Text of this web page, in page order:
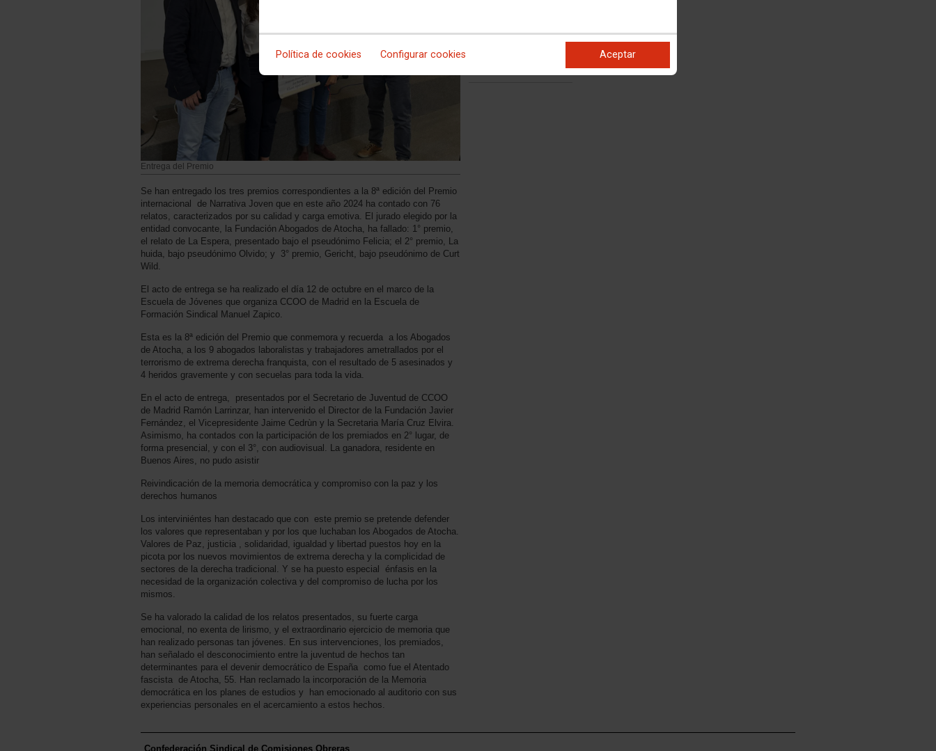
Política de cookies Configurar cookies Aceptar
Entrega del Premio
Se han entregado los tres premios correspondientes a la 8ª edición del Premio
internacional de Narrativa Joven que en este año 2024 ha contado con 76
relatos, caracterizados por su calidad y carga emotiva. El jurado elegido por la
entidad convocante, la Fundación Abogados de Atocha, ha fallado: 1° premio,
el relato de La Espera, presentado bajo el pseudónimo Felicia; el 2° premio, La
huida, bajo pseudónimo Olvido; y 3° premio, Gericht, bajo pseudónimo de Curt
Wild.
El acto de entrega se ha realizado el día 12 de octubre en el marco de la
Escuela de Jóvenes que organiza CCOO de Madrid en la Escuela de
Formación Sindical Manuel Zapico.
Esta es la 8ª edición del Premio que conmemora y recuerda a los Abogados
de Atocha, a los 9 abogados laboralistas y trabajadores ametrallados por el
terrorismo de extrema derecha franquista, con el resultado de 5 asesinados y
4 heridos gravemente y con secuelas para toda la vida.
En el acto de entrega, presentados por el Secretario de Juventud de CCOO
de Madrid Ramón Larrinzar, han intervenido el Director de la Fundación Javier
Fernández, el Vicepresidente Jaime Cedrùn y la Secretaria María Cruz Elvira.
Asimismo, ha contados con la participación de los premiados en 2° lugar, de
forma presencial, y con el 3°, con audiovisual. La ganadora, residente en
Buenos Aires, no pudo asistir
Reivindicación de la memoria democrática y compromiso con la paz y los
derechos humanos
Los interviniéntes han destacado que con este premio se pretende defender
los valores que representaban y por los que luchaban los Abogados de Atocha.
Valores de Paz, justicia , solidaridad, igualdad y libertad puestos hoy en la
picota por los nuevos movimientos de extrema derecha y la complicidad de
sectores de la derecha tradicional. Y se ha puesto especial énfasis en la
necesidad de la organización colectiva y del compromiso de lucha por los
mismos.
Se ha valorado la calidad de los relatos presentados, su fuerte carga
emocional, no exenta de lirismo, y el extraordinario ejercicio de memoria que
han realizado personas tan jóvenes. En sus intervenciones, los premiados,
han señalado el desconocimiento entre la juventud de hechos tan
determinantes para el devenir democrático de España como fue el Atentado
fascista de Atocha, 55. Han reclamado la incorporación de la Memoria
democrática en los planes de estudios y han emocionado al auditorio con sus
experiencias personales en el acercamiento a estos hechos.
Confederación Sindical de Comisiones Obreras